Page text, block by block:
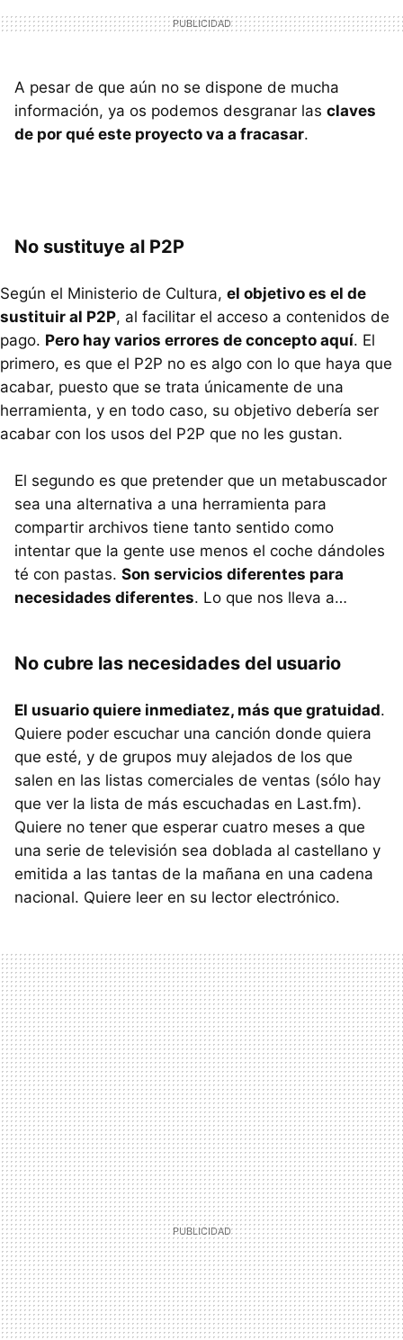
A pesar de que aún no se dispone de mucha
información, ya os podemos desgranar las claves
de por qué este proyecto va a fracasar.
No sustituye al P2P
Según el Ministerio de Cultura, el objetivo es el de
sustituir al P2P, al facilitar el acceso a contenidos de
pago. Pero hay varios errores de concepto aquí. El
primero, es que el P2P no es algo con lo que haya que
acabar, puesto que se trata únicamente de una
herramienta, y en todo caso, su objetivo debería ser
acabar con los usos del P2P que no les gustan.
El segundo es que pretender que un metabuscador
sea una alternativa a una herramienta para
compartir archivos tiene tanto sentido como
intentar que la gente use menos el coche dándoles
té con pastas. Son servicios diferentes para
necesidades diferentes. Lo que nos lleva a…
No cubre las necesidades del usuario
El usuario quiere inmediatez, más que gratuidad.
Quiere poder escuchar una canción donde quiera
que esté, y de grupos muy alejados de los que
salen en las listas comerciales de ventas (sólo hay
que ver la lista de más escuchadas en Last.fm).
Quiere no tener que esperar cuatro meses a que
una serie de televisión sea doblada al castellano y
emitida a las tantas de la mañana en una cadena
nacional. Quiere leer en su lector electrónico.